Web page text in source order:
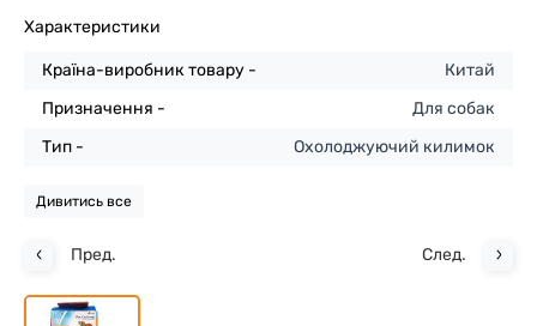
Характеристики
Країна-виробник товару -
Китай
Призначення -
Для собак
Тип -
Охолоджуючий килимок
Дивитись все
Пред. След.